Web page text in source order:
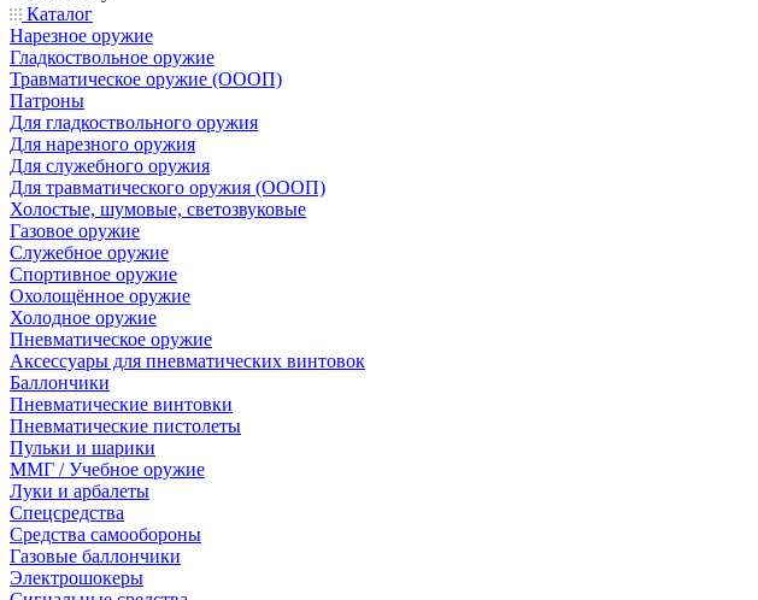
Каталог
Нарезное оружие
Гладкоствольное оружие
Травматическое оружие (ОООП)
Патроны
Для гладкоствольного оружия
Для нарезного оружия
Для служебного оружия
Для травматического оружия (ОООП)
Холостые, шумовые, светозвуковые
Газовое оружие
Служебное оружие
Спортивное оружие
Охолощённое оружие
Холодное оружие
Пневматическое оружие
Аксессуары для пневматических винтовок
Баллончики
Пневматические винтовки
Пневматические пистолеты
Пульки и шарики
ММГ / Учебное оружие
Луки и арбалеты
Спецсредства
Средства самообороны
Газовые баллончики
Электрошокеры